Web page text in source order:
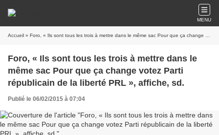
MENU
Accueil » Foro, « Ils sont tous les trois à mettre dans le même sac Pour que ça change votez Parti républicain de la liberté PRL », affiche, sd.
Foro, « Ils sont tous les trois à mettre dans le
même sac Pour que ça change votez Parti
républicain de la liberté PRL », affiche, sd.
Publié le 06/02/2015 à 07:04